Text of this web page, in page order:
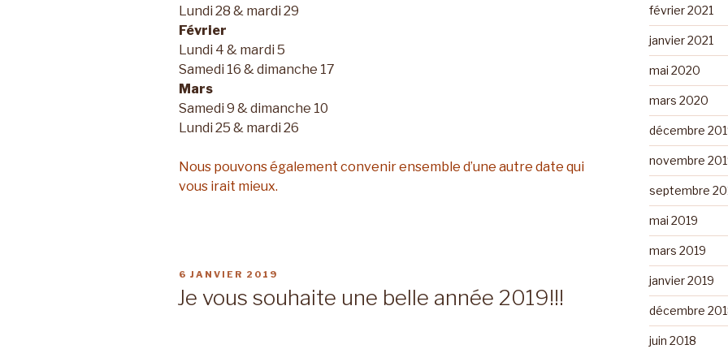
Lundi 28 & mardi 29
Février
Lundi 4 & mardi 5
Samedi 16 & dimanche 17
Mars
Samedi 9 & dimanche 10
Lundi 25 & mardi 26
Nous pouvons également convenir ensemble d’une autre date qui
vous irait mieux.
PUBLIÉ
6 JANVIER 2019
Je vous souhaite une belle année 2019!!!
février 2021
janvier 2021
mai 2020
mars 2020
décembre
novembre
septembre
mai 2019
mars 2019
janvier 2019
décembre
juin 2018